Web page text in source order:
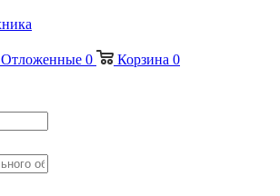
Отложенные 0 Корзина 0